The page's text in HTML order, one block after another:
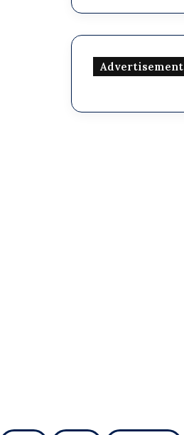
Advertisement